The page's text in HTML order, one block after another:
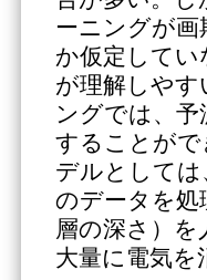
ーニングが画
か仮定して
が理解しや
ングでは、予
することが
デルとして
のデータを処
層の深さ）
大量に電気を